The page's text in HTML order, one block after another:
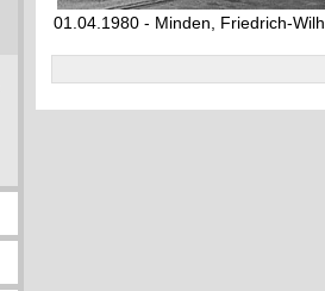
01.04.1980 - Minden, Friedrich-